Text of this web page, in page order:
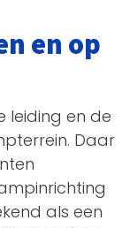
en op
leiding en de
Daar
als een